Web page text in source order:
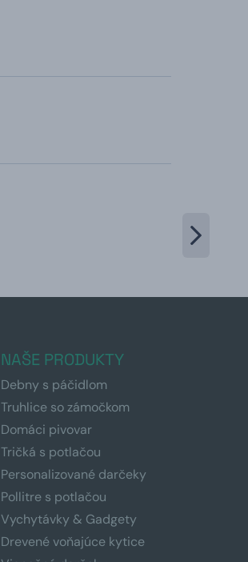
NAŠE PRODUKTY
Debny s páčidlom
Truhlice so zámočkom
Domáci pivovar
Tričká s potlačou
Personalizované darčeky
Pollitre s potlačou
Vychytávky & Gadgety
Drevené voňajúce kytice